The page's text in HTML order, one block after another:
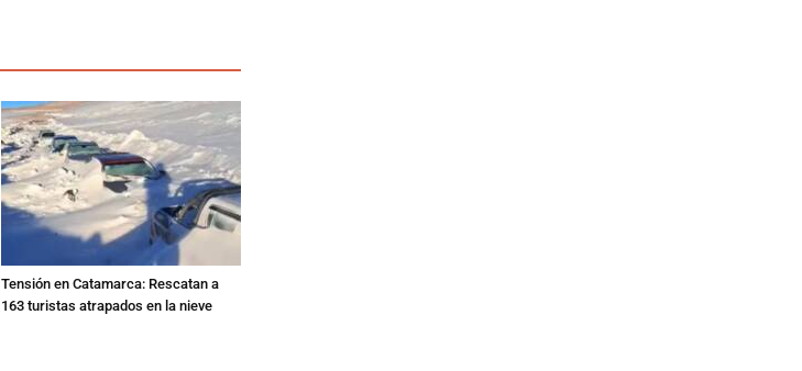
Tensión en Catamarca: Rescatan a
163 turistas atrapados en la nieve